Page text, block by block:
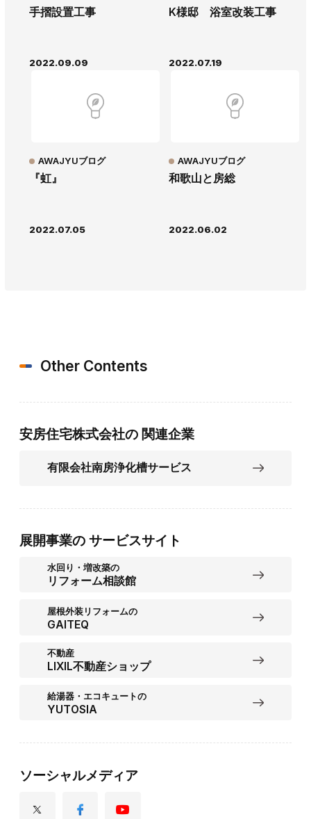
手摺設置工事
2022.09.09
K様邸 浴室改装工事
2022.07.19
『虹』
AWAJYUブログ
2022.07.05
和歌山と房総
AWAJYUブログ
2022.06.02
Other Contents
安房住宅株式会社の 関連企業
有限会社南房浄化槽サービス
展開事業の サービスサイト
水回り・増改築の
リフォーム相談館
屋根外装リフォームの
GAITEQ
不動産
LIXIL不動産ショップ
給湯器・エコキュートの
YUTOSIA
ソーシャルメディア